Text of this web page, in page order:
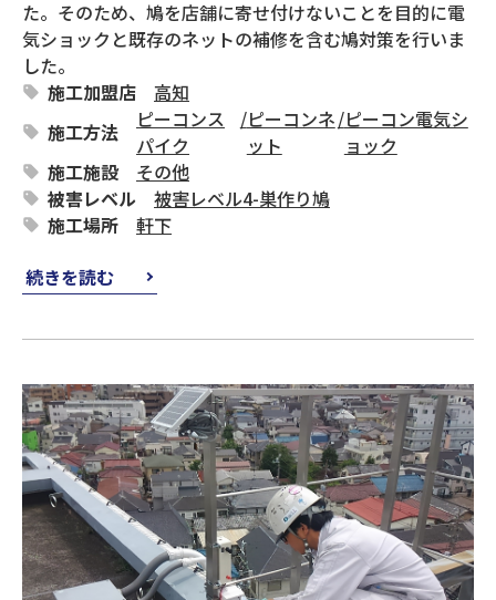
た。そのため、鳩を店舗に寄せ付けないことを目的に電
気ショックと既存のネットの補修を含む鳩対策を行いま
した。
施工加盟店
高知
施工方法
ピーコンス
パイク
/ピーコンネ
ット
/ピーコン電気シ
ョック
施工施設
その他
被害レベル
被害レベル4-巣作り鳩
施工場所
軒下
続きを読む